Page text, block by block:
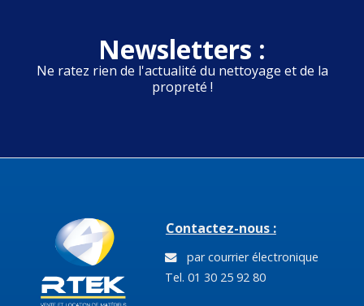
Newsletters :
Ne ratez rien de l'actualité du nettoyage et de la
propreté !
Contactez-nous :
par courrier électronique
Tel. 01 30 25 92 80